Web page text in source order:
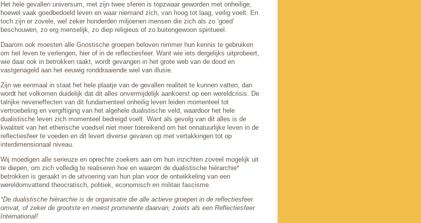
Het hele gevallen universum, met zijn twee sferen is topzwaar geworden met onheilige,
hoewel vaak goedbedoeld leven en waar niemand zich, van hoog tot laag, veilig voelt. En
toch zijn er zovele, wel zeker honderden miljoenen mensen die zich als zo ‘goed’
beschouwen, zo erg menselijk, zo diep religieus of zo buitengewoon spiritueel.
Daarom ook moesten alle Gnostische groepen beloven nimmer hun kennis te gebruiken
om het leven te verlengen, hier of in de reflectiesfeer. Want wie iets dergelijks uitprobeert,
wie daar ook in betrokken raakt, wordt gevangen in het grote web van de dood en
vastgenageld aan het eeuwig ronddraaiende wiel van illusie.
Zijn we eenmaal in staat het hele plaatje van de gevallen realiteit te kunnen vatten, dan
wordt het volkomen duidelijk dat dit alles onvermijdelijk aankoerst op een wereldcrisis. De
talrijke neveneffecten van dit fundamenteel onheilig leven leiden momenteel tot
vertroebeling en vergiftiging van het algehele dualistische veld, waardoor het hele
dualistische leven zich momenteel bedreigd voelt. Want als gevolg van dit alles is de
kwaliteit van het etherische voedsel niet meer toereikend om het onnatuurlijke leven in de
reflectiesfeer te voeden en dit levert diverse gevaren op met vertakkingen tot op
interdimensionaal niveau.
Wij moedigen alle serieuze en oprechte zoekers aan om hun inzichten zoveel mogelijk uit
te diepen, om zich volledig te realiseren hoe en waarom de dualistische hiërarchie*
betrokken is geraakt in de uitvoering van hun plan voor de ontwikkeling van een
wereldomvattend theocratisch, politiek, economisch en militair fascisme.
*De dualistische hiërarchie is de organisatie die alle actieve groepen in de reflectiesfeer
omvat, of zeker de grootste en meest prominente daarvan; zoiets als een Reflectiesfeer
International!